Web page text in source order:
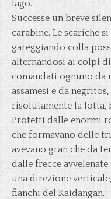
lago.
Successe un breve
carabine. Le scariche
gareggiando colla
alternandosi ai colpi
comandati ognuno da
assamesi e da
risolutamente la lotta,
Protetti dalle enormi
che formavano delle
avevano gran che da
dalle frecce
una direzione
fianchi del Kaidangan.